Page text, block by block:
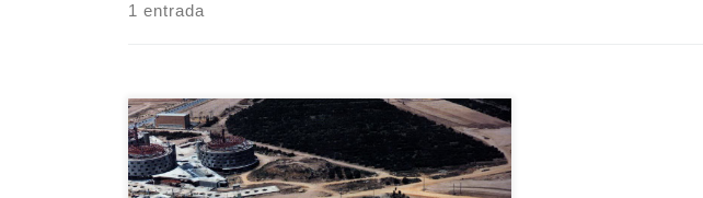
1 entrada
En aquel comienzo del año 1990 finalizaban las
obras de las instalaciones de remo y piragüismo en